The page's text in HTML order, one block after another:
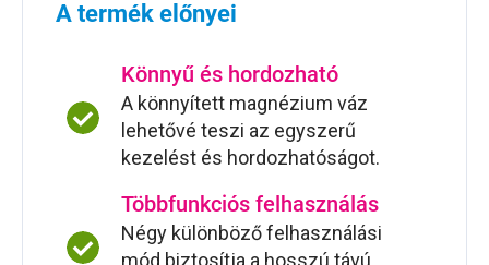
A termék előnyei
Könnyű és hordozható
A könnyített magnézium váz
lehetővé teszi az egyszerű
kezelést és hordozhatóságot.
Többfunkciós felhasználás
Négy különböző felhasználási